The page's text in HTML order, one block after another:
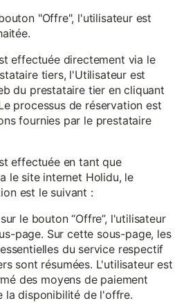
"Offre", l'utilisateur est
effectuée directement via le
tiers, l'Utilisateur est
du prestataire tier en cliquant
processus de réservation est
fournies par le prestataire
effectuée en tant que
le site internet Holidu, le
est le suivant :
le bouton “Offre”, l'utilisateur
page. Sur cette sous-page, les
du service respectif
sont résumées. L'utilisateur est
des moyens de paiement
la disponibilité de l'offre.